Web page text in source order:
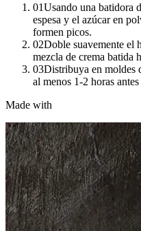
01Usando una batidora
espesa y el azúcar en
formen picos.
02Doble suavemente el
mezcla de crema batida
03Distribuya en moldes
al menos 1-2 horas
Made with